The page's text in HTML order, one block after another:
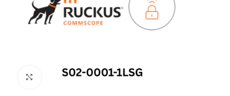
Click to enlarge